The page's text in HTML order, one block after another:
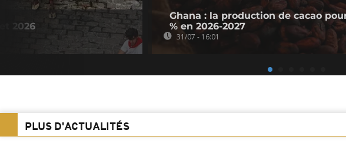
2026
Ghana : la production de cacao
% en 2026-2027
31/07 - 16:01
PLUS D'ACTUALITÉS